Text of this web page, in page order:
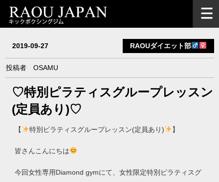
2019-09-27 RAOUダイエット部
投稿者 OSAMU
♡特別ピラティスグループレッスン
(定員あり)♡
【 特別ピラティスグループレッスン(定員あり) 】
皆さんこんにちは
今回女性専用Diamond gymにて、女性限定特別ピラティスグ